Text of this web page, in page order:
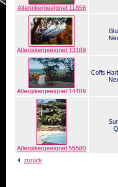
Allergikergeeignet 11856
Allergikergeeignet 13189
Allergikergeeignet 14489
Coffs
Allergikergeeignet 55580
zurück